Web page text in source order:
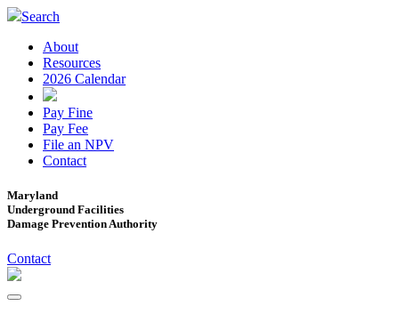
Search
About
Resources
2026 Calendar
Pay Fine
Pay Fee
File an NPV
Contact
Maryland
Underground Facilities
Damage Prevention Authority
Contact